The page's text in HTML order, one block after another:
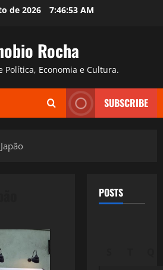
de 2026 7:46:54 AM
Rocha
Política, Economia e Cultura.
SUBSCRIBE
POSTS